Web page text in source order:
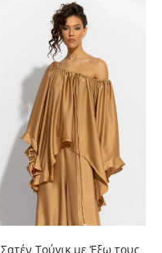
Σατέν Tούvικ με Έξω τους